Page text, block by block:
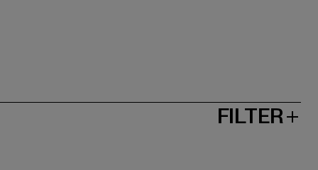
FILTER